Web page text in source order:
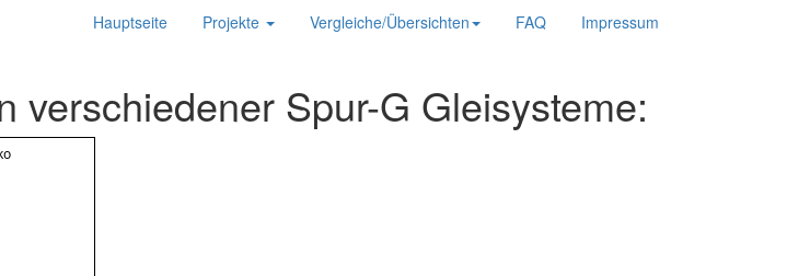
Hauptseite Projekte Vergleiche/Übersichten FAQ Impressum
verschiedener Spur-G Gleisysteme: